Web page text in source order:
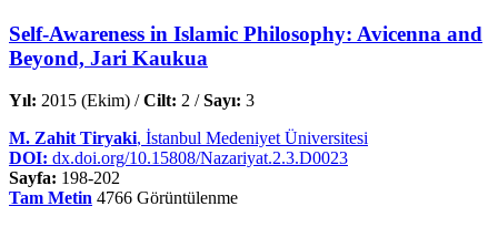
Self-Awareness in Islamic Philosophy: Avicenna and
Beyond, Jari Kaukua
Yıl: 2015 (Ekim) /Cilt: 2 /Sayı: 3
M. Zahit Tiryaki, İstanbul Medeniyet Üniversitesi
DOI: dx.doi.org/10.15808/Nazariyat.2.3.D0023
Sayfa: 198-202
Tam Metin 4766 Görüntülenme